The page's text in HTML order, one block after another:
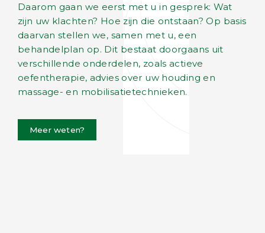
Daarom gaan we eerst met u in gesprek: Wat
zijn uw klachten? Hoe zijn die ontstaan? Op basis
daarvan stellen we, samen met u, een
behandelplan op. Dit bestaat doorgaans uit
verschillende onderdelen, zoals actieve
oefentherapie, advies over uw houding en
massage- en mobilisatietechnieken.
Meer weten?